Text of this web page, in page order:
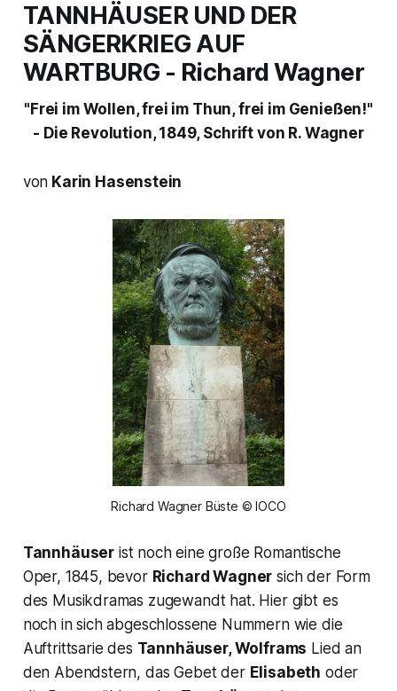
TANNHÄUSER UND DER
SÄNGERKRIEG AUF
WARTBURG - Richard Wagner
"Frei im Wollen,frei im Thun,frei im Genießen!"
- Die Revolution, 1849,Schrift von R. Wagner
von Karin Hasenstein
Richard Wagner Büste © IOCO
Tannhäuser ist noch eine große Romantische
Oper, 1845, bevor Richard Wagner sich der Form
des Musikdramas zugewandt hat. Hier gibt es
noch in sich abgeschlossene Nummern wie die
Auftrittsarie des Tannhäuser, Wolframs Lied an
den Abendstern, das Gebet der Elisabeth oder